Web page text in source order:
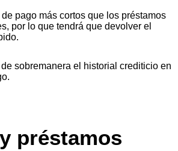
pago más cortos que los préstamos
por lo que tendrá que devolver el
sobremanera el historial crediticio en
préstamos